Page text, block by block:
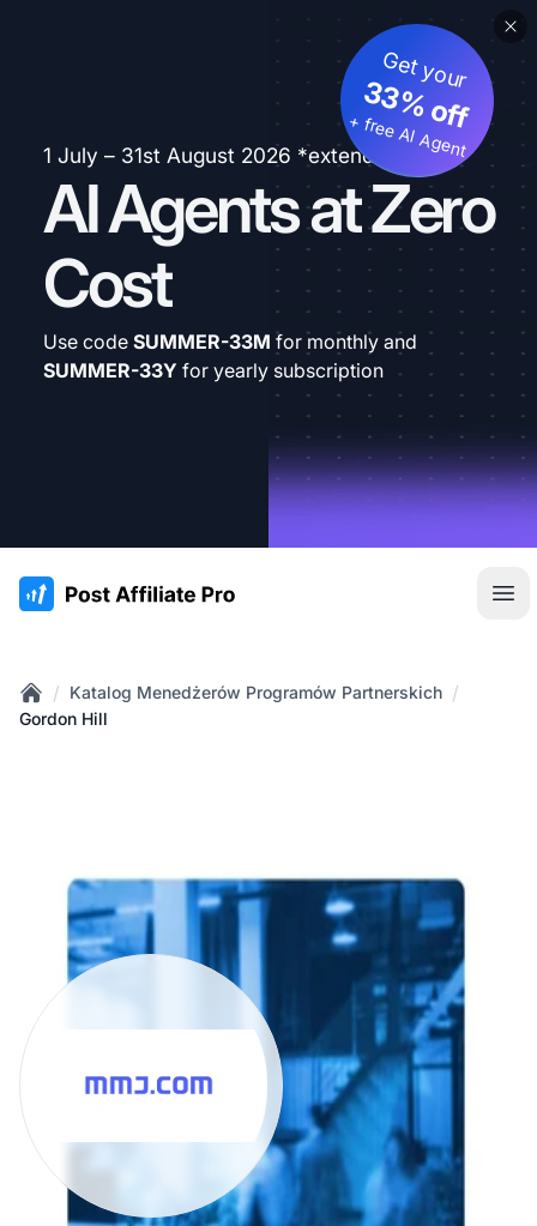
1 July – 31st August 2026 *extended
AI Agents at Zero
Cost
Get your
33% off
+ free AI Agent
Use code SUMMER-33M for monthly and
SUMMER-33Y for yearly subscription
:site.title
Home
/ Katalog Menedżerów Programów Partnerskich /
Gordon Hill